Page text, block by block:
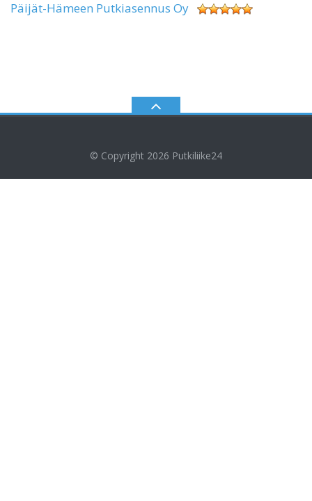
Päijät-Hämeen Putkiasennus Oy
© Copyright 2026 Putkiliike24